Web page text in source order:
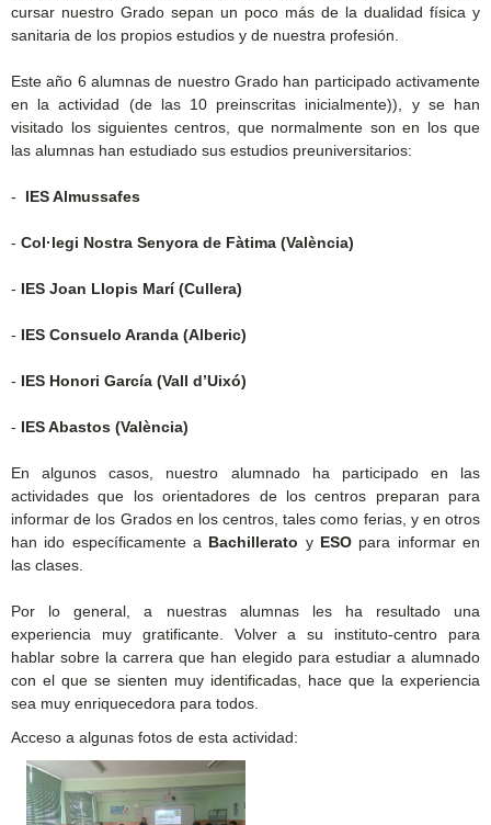
cursar nuestro Grado sepan un poco más de la dualidad física y
sanitaria de los propios estudios y de nuestra profesión.
Este año 6 alumnas de nuestro Grado han participado activamente
en la actividad (de las 10 preinscritas inicialmente)), y se han
visitado los siguientes centros, que normalmente son en los que
las alumnas han estudiado sus estudios preuniversitarios:
- IES Almussafes
-Col·legi Nostra Senyora de Fàtima (València)
- IES Joan Llopis Marí (Cullera)
- IES Consuelo Aranda (Alberic)
- IES Honori García (Vall d’Uixó)
- IES Abastos (València)
En algunos casos, nuestro alumnado ha participado en las
actividades que los orientadores de los centros preparan para
informar de los Grados en los centros, tales como ferias, y en otros
han ido específicamente a Bachillerato y ESO para informar en
las clases.
Por lo general, a nuestras alumnas les ha resultado una
experiencia muy gratificante. Volver a su instituto-centro para
hablar sobre la carrera que han elegido para estudiar a alumnado
con el que se sienten muy identificadas, hace que la experiencia
sea muy enriquecedora para todos.
Acceso a algunas fotos de esta actividad: